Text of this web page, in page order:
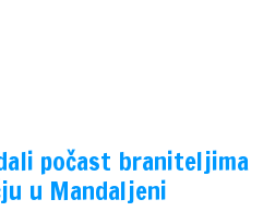
počast braniteljima
u Mandaljeni